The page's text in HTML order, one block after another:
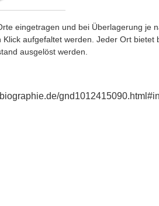
eingetragen und bei Überlagerung je
aufgefaltet werden. Jeder Ort bietet
ausgelöst werden.